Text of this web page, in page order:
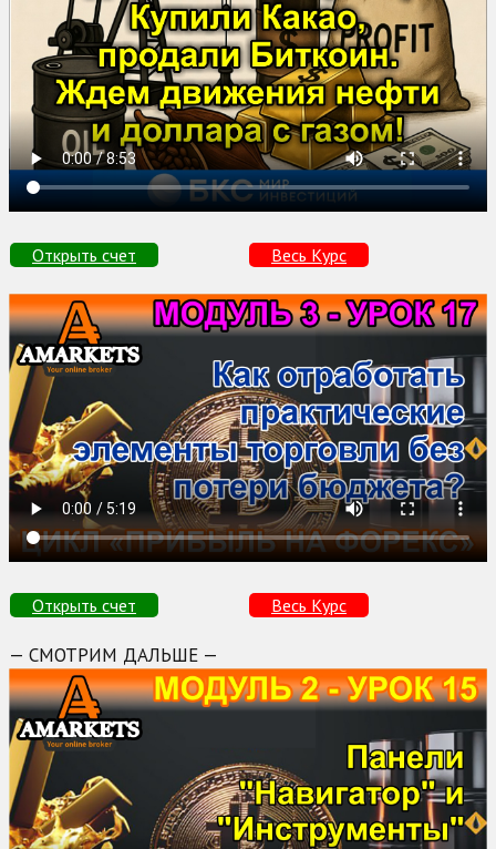
Открыть счет Весь Курс
Открыть счет Весь Курс
— СМОТРИМ ДАЛЬШЕ —